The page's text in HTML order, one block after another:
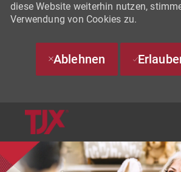
diese Website weiterhin nutzen,
Verwendung von Cookies zu.
Ablehnen